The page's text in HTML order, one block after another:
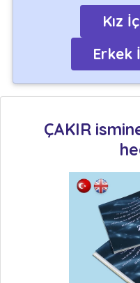
Kız
Erkek
ÇAKIR